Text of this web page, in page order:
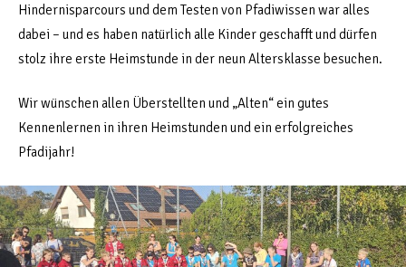
Hindernisparcours und dem Testen von Pfadiwissen war alles
dabei – und es haben natürlich alle Kinder geschafft und dürfen
stolz ihre erste Heimstunde in der neun Altersklasse besuchen.
Wir wünschen allen Überstellten und „Alten“ ein gutes
Kennenlernen in ihren Heimstunden und ein erfolgreiches
Pfadijahr!